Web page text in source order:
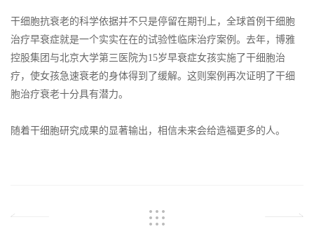
干细胞抗衰老的科学依据并不只是停留在期刊上，全球首例干细胞
治疗早衰症就是一个实实在在的试验性临床治疗案例。去年，博雅
控股集团与北京大学第三医院为15岁早衰症女孩实施了干细胞治
疗，使女孩急速衰老的身体得到了缓解。这则案例再次证明了干细
胞治疗衰老十分具有潜力。
随着干细胞研究成果的显著输出，相信未来会给造福更多的人。